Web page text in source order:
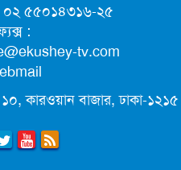
মাধ্যমে সন্তান ফিরে পেল
মা জুঁই
দাম কমলো লিটারে ১৯ টাকা
কমে জুনে ৯ দশমিক ১৬ শতাংশ
০২ ৫৫০১৪৩১৬-২৫
:
tv.com
কারওয়ান বাজার, ঢাকা-১২১৫